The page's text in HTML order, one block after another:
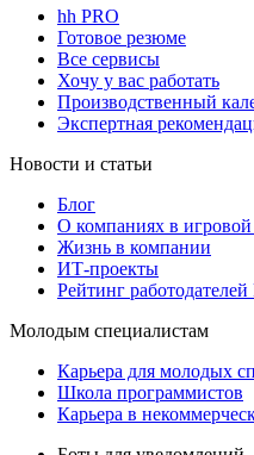
hh PRO
Готовое резюме
Все сервисы
Хочу у вас работать
Производственный
Экспертная
Новости и статьи
Блог
О компаниях в
Жизнь в компании
ИТ-проекты
Рейтинг работодателей
Молодым специалистам
Карьера для молодых
Школа программистов
Карьера в